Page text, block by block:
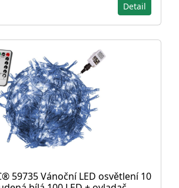
Detail
59735 Vánoční LED osvětlení 10